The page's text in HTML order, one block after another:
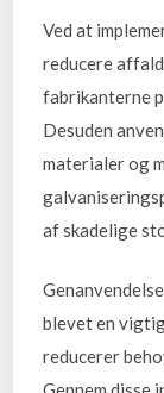
Ved at
reducere
fabrikanterne
Desuden
materialer og
af skadelige
blevet en
reducerer